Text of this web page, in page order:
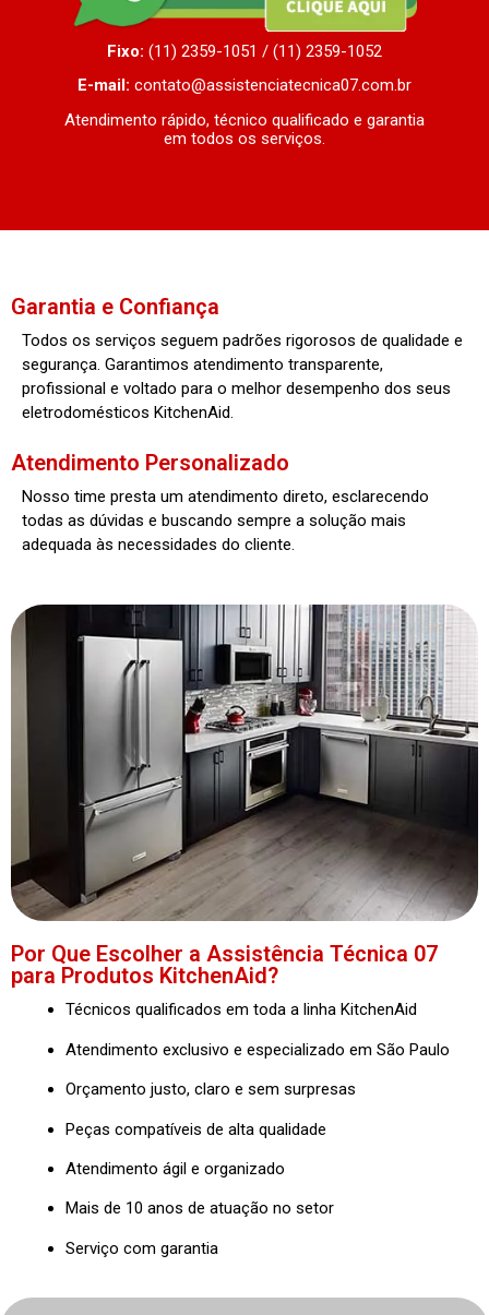
Fixo: (11) 2359-1051 / (11) 2359-1052
E-mail: contato@assistenciatecnica07.com.br
Atendimento rápido, técnico qualificado e garantia
em todos os serviços.
Garantia e Confiança
Todos os serviços seguem padrões rigorosos de qualidade e
segurança. Garantimos atendimento transparente,
profissional e voltado para o melhor desempenho dos seus
eletrodomésticos KitchenAid.
Atendimento Personalizado
Nosso time presta um atendimento direto, esclarecendo
todas as dúvidas e buscando sempre a solução mais
adequada às necessidades do cliente.
Por Que Escolher a Assistência Técnica 07
para Produtos KitchenAid?
Técnicos qualificados em toda a linha KitchenAid
Atendimento exclusivo e especializado em São Paulo
Orçamento justo, claro e sem surpresas
Peças compatíveis de alta qualidade
Atendimento ágil e organizado
Mais de 10 anos de atuação no setor
Serviço com garantia